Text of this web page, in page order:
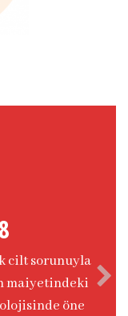
cilt sorunuyla
maiyetindeki
öne